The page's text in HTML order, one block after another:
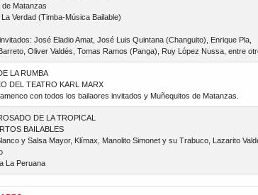
de Matanzas
La Verdad (Timba-Música Bailable)
José Eladio Amat, José Luis Quintana (Changuito), Enrique Pla,
Oliver Valdés, Tomas Ramos (Panga), Ruy López Nussa, entre
LA RUMBA
DEL TEATRO KARL MARX
con todos los bailaores invitados y Muñequitos de Matanzas.
DE LA TROPICAL
BAILABLES
y Salsa Mayor, Klímax, Manolito Simonet y su Trabuco, Lazarito
La Peruana